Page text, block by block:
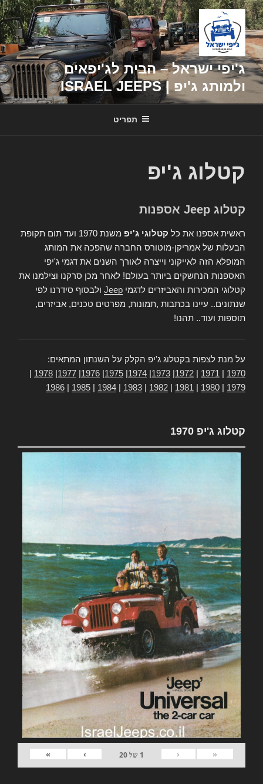
דילוג
לתוכן
ג'יפי ישראל – הבית לג'יפאים
ולמותג ג'יפ | ISRAEL JEEPS
תפריט
קטלוג ג'יפ
קטלוג Jeep אספנות
ראשית אספנו את כל קטלוגי ג'יפ
משנת 1970 ועד תום תקופת
הבעלות של אמריקן-מוטורס החברה שהפכה את המותג
המופלא הזה לאייקוני וייצרה לאורך השנים את דגמי ג'יפי
האספנות הנחשקים ביותר בעולם! לאחר מכן סרקנו וצילמנו את
קטלוגי המכירות והאביזרים לדגמי Jeep ולבסוף סידרנו לפי
שנתונים.. עיינו בכתבות ,תמונות, מפרטים טכנים, אביזרים,
תוספות ועוד.. תהנו!
על מנת לצפות בקטלוג ג'יפ הקלק על השנתון המתאים:
1970
1971
1972
1973
1974
1975
1976
1977
1978
1979
1980
1981
1982
1983
1984
1985
1986
קטלוג ג'יפ 1970
«
‹
1 של20
›
»